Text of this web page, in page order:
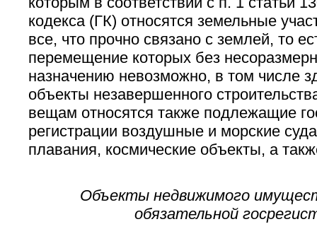
кодекса (ГК) относятся земельные
все, что прочно связано с землей, то
перемещение которых без
назначению невозможно, в том числе
объекты незавершенного
вещам относятся также подлежащие
регистрации воздушные и морские
плавания, космические объекты, а
Объекты недвижимого
обязательной